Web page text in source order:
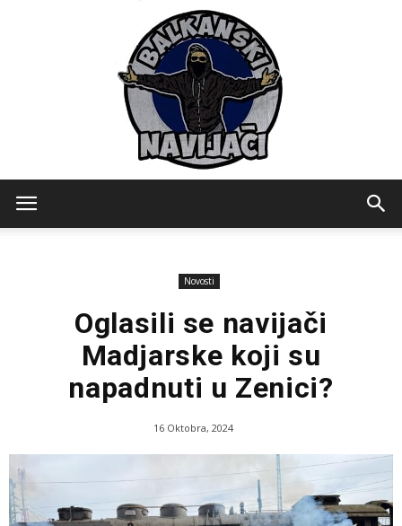
Novosti
Oglasili se navijači
Madjarske koji su
napadnuti u Zenici?
16 Oktobra, 2024